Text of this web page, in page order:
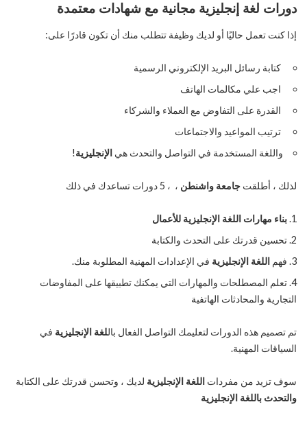
دورات لغة إنجليزية مجانية مع شهادات معتمدة
إذا كنت تعمل حاليًا أو لديك وظيفة تتطلب منك أن تكون قادرًا على:
كتابة رسائل البريد الإلكتروني الرسمية
اجب علي مكالمات الهاتف
القدرة على التفاوض مع العملاء والشركاء
ترتيب المواعيد والاجتماعات
واللغة المستخدمة في التواصل والتحدث هيالإنجليزية!
لذلك ، أطلقت جامعة واشنطن ، ، 5 دورات تساعدك في ذلك
بناء مهارات اللغة الإنجليزية للأعمال
تحسين قدرتك على التحدث والكتابة
فهم اللغة الإنجليزية في الإعدادات المهنية المطلوبة منك.
تعلم المصطلحات والمهارات التي يمكنك تطبيقها على المفاوضات
التجارية والمحادثات الهاتفية
تم تصميم هذه الدورات لتعليمك التواصل الفعال باللغة الإنجليزية في
السياقات المهنية.
سوف تزيد من مفردات اللغة الإنجليزية لديك ، وتحسن قدرتك على الكتابة
والتحدث باللغة الإنجليزية